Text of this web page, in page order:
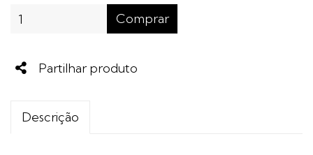
Comprar
Share
Partilhar produto
Descrição